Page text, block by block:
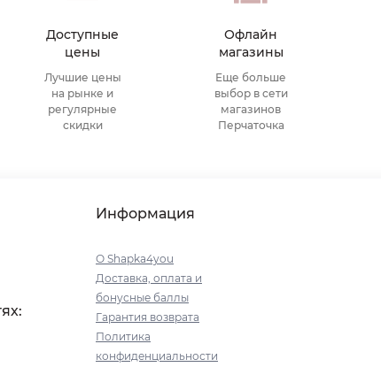
Доступные
цены
Лучшие цены
на рынке и
регулярные
скидки
Офлайн
магазины
Еще больше
выбор в сети
магазинов
Перчаточка
Информация
О Shapka4you
Доставка, оплата и
бонусные баллы
Гарантия возврата
Политика
конфиденциальности